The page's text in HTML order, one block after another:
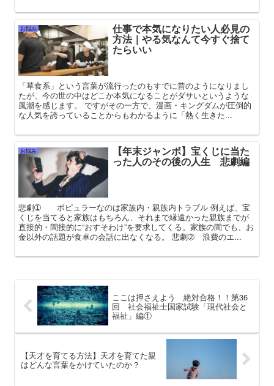
お悩み 仕事で本気になりたい人必見の
方法｜やる気なんて今すぐ捨て
たらいい
「草食系」という言葉が流行ったのもすでに昔のようになりまし
たが、今の世の中はどこか本気になることがダサいというような
風潮を感じます。 ですがその一方で、漫画・キングダムが圧倒的
な人気を誇っていることからもわかるように「熱く生きた...
お悩み 【年末ジャンボ】宝くじに当た
った人のその後の人生 悲劇編
悲劇➀ ポピュラーなのは家族内・親族内トラブル 例えば、宝
くじを当てると家族はもちろん、それまで縁遠かった親族までが
直接的・間接的に“おすそわけ”を要求してくる。家族の間でも、お
金以外の話題が食卓の会話に出なくなる。 悲劇➁ 浪費のエ...
ここは押さえよう 絶対合格！！第36
回 社会福祉士国家試験「現代社会と
福祉」編①
【天才を育てる方法】天才を育てた親
はどんな言葉をかけていたのか？